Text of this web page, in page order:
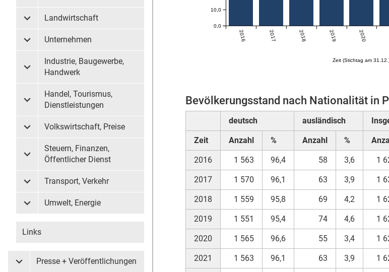
Untermenü Landwirtschaft
Landwirtschaft
Untermenü Unternehmen
Unternehmen
Untermenü Industrie, Baugewerbe, Handwerk
Industrie, Baugewerbe,
Handwerk
Untermenü Handel, Tourismus, Dienstleistungen
Handel, Tourismus,
Dienstleistungen
Untermenü Volkswirtschaft, Preise
Volkswirtschaft, Preise
Untermenü Steuern, Finanzen, Öffentlicher Dienst
Steuern, Finanzen,
Öffentlicher Dienst
Untermenü Transport, Verkehr
Transport, Verkehr
Untermenü Umwelt, Energie
Umwelt, Energie
Links
Untermenü Presse + Veröffentlichungen
Presse + Veröffentlichungen
Zeit (Stichtag am
2016 2017 2018 2019 2020
0,0
10,0
Bevölkerungsstand nach Nationalität in
deutsch ausländisch
Zeit Anzahl % Anzahl %
2016 1 563 96,4 58 3,6 1
2017 1 570 96,1 63 3,9 1
2018 1 559 95,8 69 4,2 1
2019 1 551 95,4 74 4,6 1
2020 1 565 96,6 55 3,4 1
2021 1 563 96,1 63 3,9 1